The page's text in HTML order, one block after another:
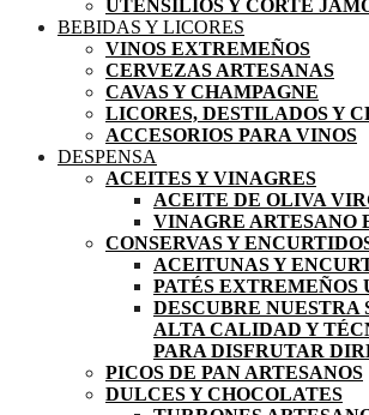
UTENSILIOS Y CORTE
BEBIDAS Y LICORES
VINOS EXTREMEÑOS
CERVEZAS ARTESANAS
CAVAS Y CHAMPAGNE
LICORES, DESTILADOS Y
ACCESORIOS PARA VINOS
DESPENSA
ACEITES Y VINAGRES
ACEITE DE OLIVA
VINAGRE ARTESANO
CONSERVAS Y
ACEITUNAS Y
PATÉS EXTREMEÑOS
DESCUBRE
ALTA CALIDAD Y
PARA DISFRUTAR
PICOS DE PAN ARTESANOS
DULCES Y CHOCOLATES